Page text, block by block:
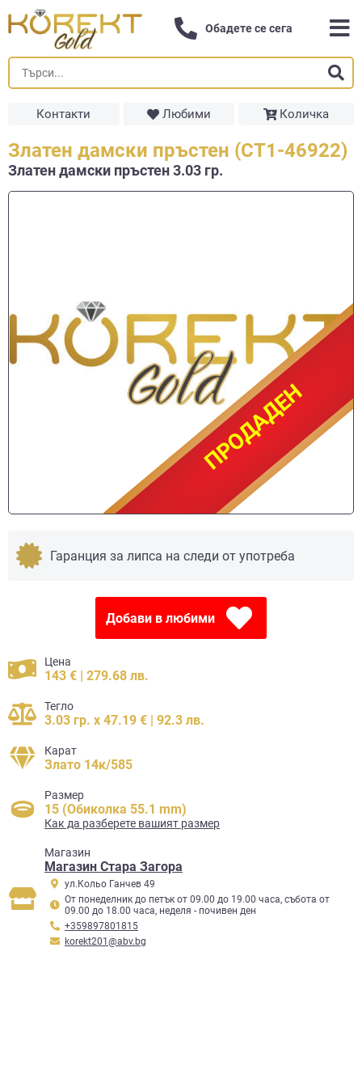
Обадете се сега
Контакти Любими Количка
Златен дамски пръстен (СТ1-46922)
Златен дамски пръстен 3.03 гр.
ПРОДАДЕН
ПРОДАДЕН
Гаранция за липса на следи от употреба
Добави в любими
Цена
143 € | 279.68 лв.
Тегло
3.03 гр. x 47.19 € | 92.3 лв.
Карат
Злато 14к/585
Размер
15 (Обиколка 55.1 mm)
Как да разберете вашият размер
Mагазин
Магазин Стара Загора
ул.Кольо Ганчев 49
От понеделник до петък от 09.00 до 19.00 часа, събота от
09.00 до 18.00 часа, неделя - почивен ден
+359897801815
korekt201@abv.bg